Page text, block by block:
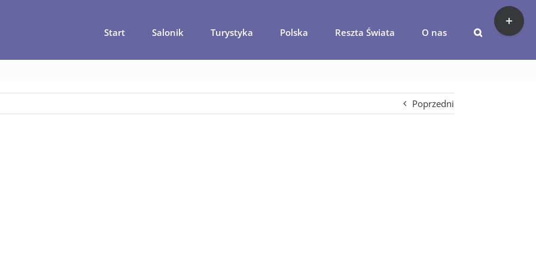
Start Salonik Turystyka Polska Reszta Świata O nas
Współczesne dziennikarstwo – Fakt na granicy plagiatu
Poprzedni
Toggle
Sliding
Bar